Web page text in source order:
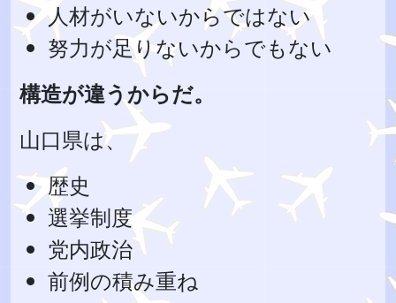
人材がいないからではない
努力が足りないからでもない
構造が違うからだ。
山口県は、
歴史
選挙制度
党内政治
前例の積み重ね